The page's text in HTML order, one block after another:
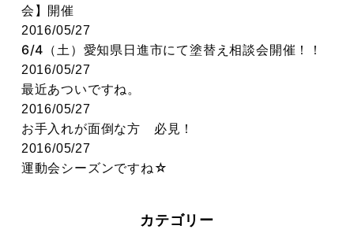
会】開催
2016/05/27
6/4（土）愛知県日進市にて塗替え相談会開催！！
2016/05/27
最近あついですね。
2016/05/27
お手入れが面倒な方 必見！
2016/05/27
運動会シーズンですね☆
カテゴリー